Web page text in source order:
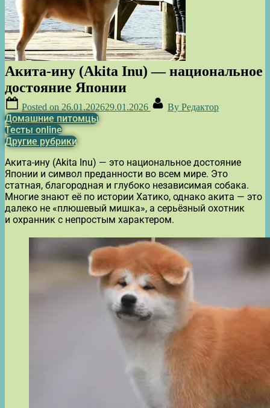
Акита-ину (Akita Inu) — национальное
достояние Японии
Posted on 26.01.202629.01.2026 By Редактор
Домашние питомцы
Тесты online
Другие рубрики
Акита-ину (Akita Inu) — это национальное достояние
Японии и символ преданности во всем мире. Это
статная, благородная и глубоко независимая собака.
Многие знают её по истории Хатико, однако акита — это
далеко не «плюшевый мишка», а серьёзный охотник
и охранник с непростым характером.